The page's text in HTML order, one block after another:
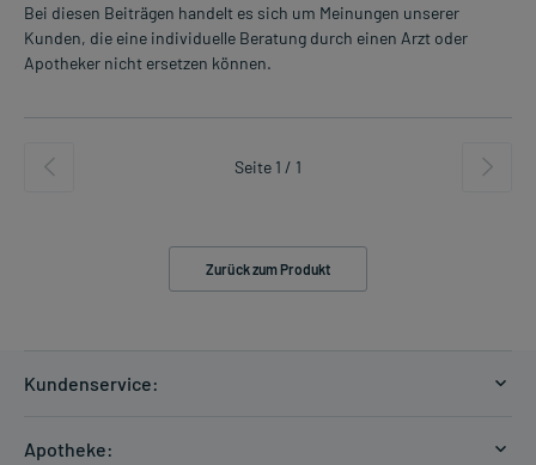
Bei diesen Beiträgen handelt es sich um Meinungen unserer
Kunden, die eine individuelle Beratung durch einen Arzt oder
Apotheker nicht ersetzen können.
Seite 1 / 1
Zurück zum Produkt
Kundenservice:
Apotheke: